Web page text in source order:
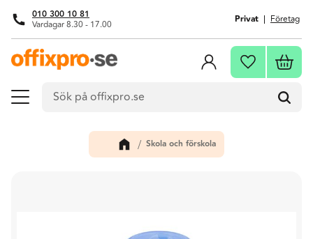
Meny
010 300 10 81
Vardagar 8.30 - 17.00 Privat Företag
Favoriter
Skola och förskola